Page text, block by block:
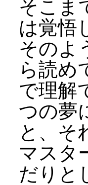
そこま
は覚悟
そのよ
ら読め
で理解
つの夢
と、そ
マスタ
だりと